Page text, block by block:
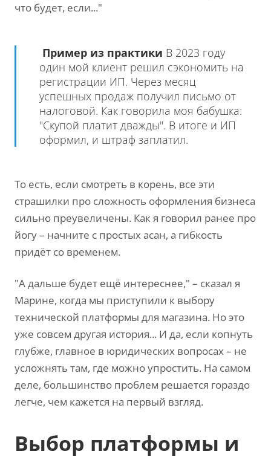
что будет, если..."
Пример из практики В 2023 году
один мой клиент решил сэкономить на
регистрации ИП. Через месяц
успешных продаж получил письмо от
налоговой. Как говорила моя бабушка:
"Скупой платит дважды". В итоге и ИП
оформил, и штраф заплатил.
То есть, если смотреть в корень, все эти
страшилки про сложность оформления бизнеса
сильно преувеличены. Как я говорил ранее про
йогу – начните с простых асан, а гибкость
придёт со временем.
"А дальше будет ещё интереснее," – сказал я
Марине, когда мы приступили к выбору
технической платформы для магазина. Но это
уже совсем другая история... И да, если копнуть
глубже, главное в юридических вопросах – не
усложнять там, где можно упростить. На самом
деле, большинство проблем решается гораздо
легче, чем кажется на первый взгляд.
Выбор платформы и